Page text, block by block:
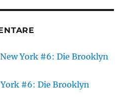
New York #6: Die Brooklyn
#6: Die Brooklyn